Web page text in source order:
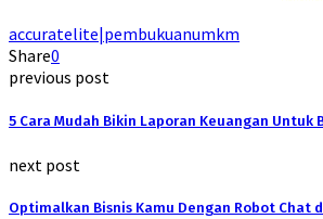
accuratelite|pembukuanumkm
Share0
previous post
5 Cara Mudah Bikin Laporan Keuangan Untuk
next post
Optimalkan Bisnis Kamu Dengan Robot Chat